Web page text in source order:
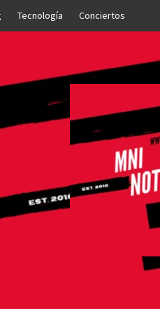
Tecnología Conciertos